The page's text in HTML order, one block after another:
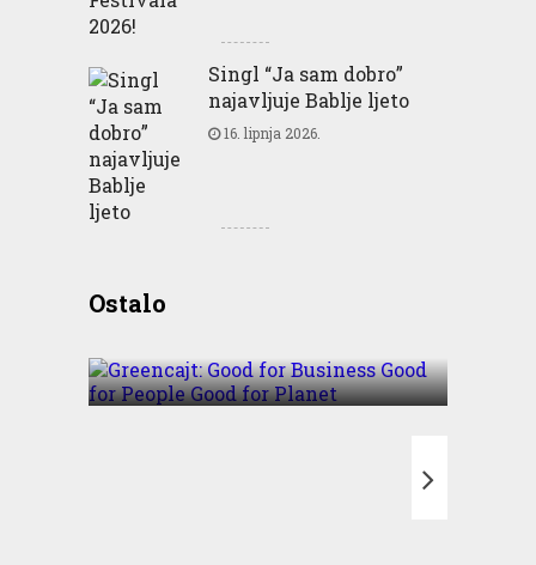
Singl “Ja sam dobro”
najavljuje Bablje ljeto
16. lipnja 2026.
OstaloBusiness Good for People